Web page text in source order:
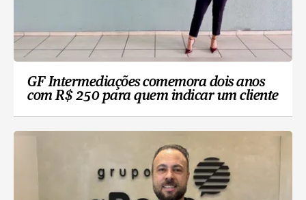
GF Intermediações comemora dois anos
com R$ 250 para quem indicar um cliente